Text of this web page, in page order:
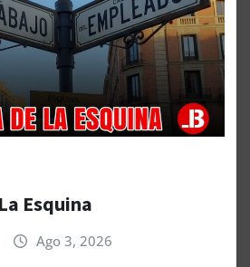
Esquina
Ago 3, 2026